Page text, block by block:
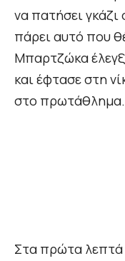
να πατήσει γκάζι
πάρει αυτό που
Μπαρτζώκα
και έφτασε στη
στο πρωτάθλημα.
Στα πρώτα